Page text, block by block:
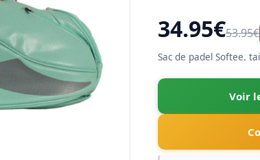
34.95€53.95€
Sac de padel Softee.
Voir